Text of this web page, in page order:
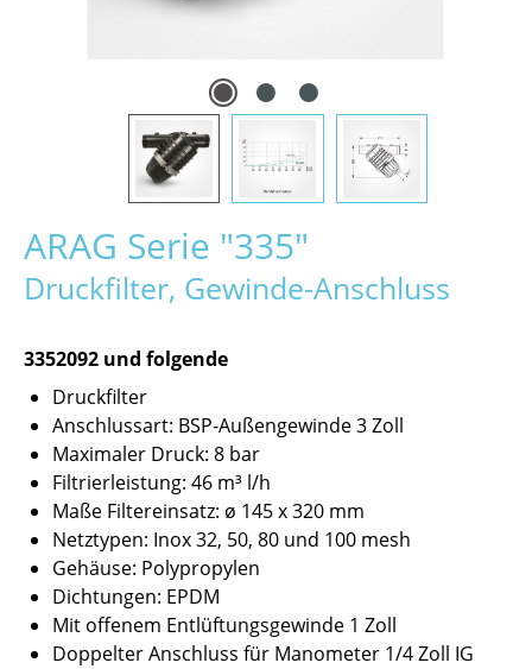
ARAG Serie "335"
Druckfilter, Gewinde-Anschluss
3352092 und folgende
Druckfilter
Anschlussart: BSP-Außengewinde 3 Zoll
Maximaler Druck: 8 bar
Filtrierleistung: 46 m³ l/h
Maße Filtereinsatz: ø 145 x 320 mm
Netztypen: Inox 32, 50, 80 und 100 mesh
Gehäuse: Polypropylen
Dichtungen: EPDM
Mit offenem Entlüftungsgewinde 1 Zoll
Doppelter Anschluss für Manometer 1/4 Zoll IG